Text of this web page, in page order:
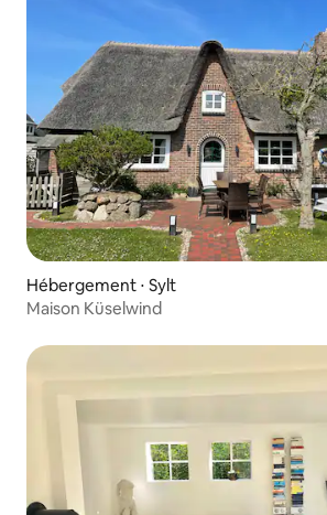
Hébergement ⋅ Sylt
Maison Küselwind